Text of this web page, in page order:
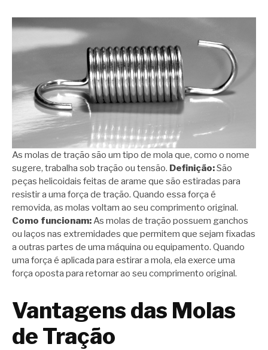
As molas de tração são um tipo de mola que, como o nome
sugere, trabalha sob tração ou tensão. Definição:São
peças helicoidais feitas de arame que são estiradas para
resistir a uma força de tração. Quando essa força é
removida, as molas voltam ao seu comprimento original.
Como funcionam: As molas de tração possuem ganchos
ou laços nas extremidades que permitem que sejam fixadas
a outras partes de uma máquina ou equipamento. Quando
uma força é aplicada para estirar a mola, ela exerce uma
força oposta para retornar ao seu comprimento original.
Vantagens das Molas
de Tração